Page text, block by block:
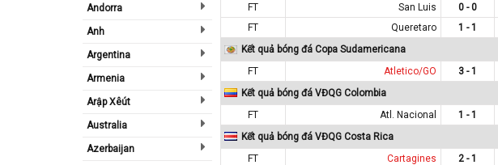
Andorra
Anh
Argentina
Armenia
Arập Xêút
Australia
Azerbaijan
FT
San Luis 0 - 0
FT
Queretaro 1 - 1
Kết quả bóng đá Copa Sudamericana
FT
Atletico/GO 3 - 1
Kết quả bóng đá VĐQG Colombia
FT
Atl. Nacional 1 - 1
Kết quả bóng đá VĐQG Costa Rica
FT
Cartagines 2 - 1